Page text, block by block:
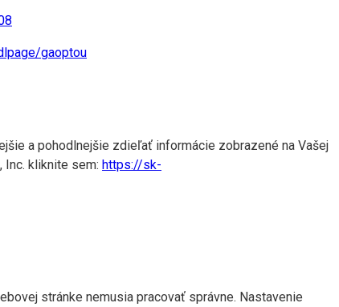
gaoptou
a pohodlnejšie zdieľať informácie zobrazené na Vašej
Inc. kliknite sem: https://sk-
stránke nemusia pracovať správne. Nastavenie